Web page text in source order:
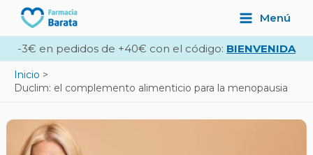
contenido
Main
Menu
Menú
-3€ en pedidos de +40€ con el código: BIENVENIDA
Inicio
Duclim: el complemento alimenticio para la menopausia
Navegación
de
entradas